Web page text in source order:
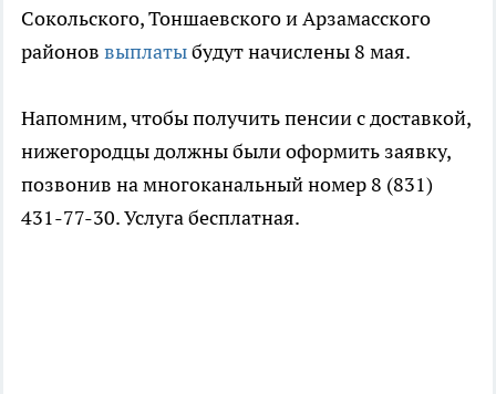
Сокольского, Тоншаевского и Арзамасского
районов выплатыбудут начислены 8 мая.
Напомним, чтобы получить пенсии с доставкой,
нижегородцы должны были оформить заявку,
позвонив на многоканальный номер 8 (831)
431-77-30. Услуга бесплатная.